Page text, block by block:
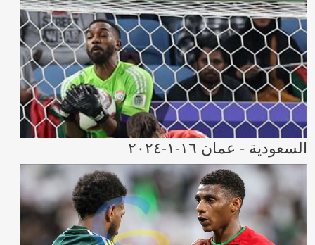
السعودية - عمان ١٦-١-٢٠٢٤